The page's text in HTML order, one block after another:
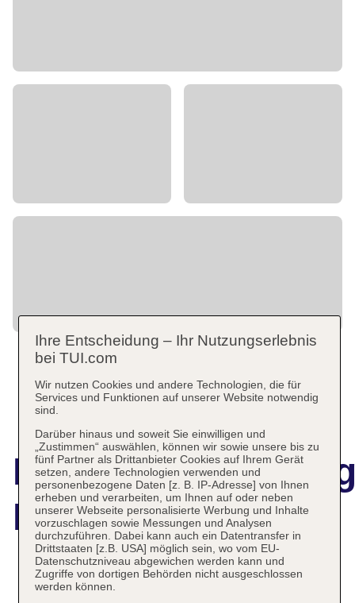
Hotel Lilia
Das bietet Ihre Unterkunft
Ihre Entscheidung – Ihr Nutzungserlebnis
bei TUI.com
Wir nutzen Cookies und andere Technologien, die für
Services und Funktionen auf unserer Website notwendig
sind.
Darüber hinaus und soweit Sie einwilligen und
„Zustimmen“ auswählen, können wir sowie unsere bis zu
fünf Partner als Drittanbieter Cookies auf Ihrem Gerät
setzen, andere Technologien verwenden und
personenbezogene Daten [z. B. IP-Adresse] von Ihnen
erheben und verarbeiten, um Ihnen auf oder neben
unserer Webseite personalisierte Werbung und Inhalte
vorzuschlagen sowie Messungen und Analysen
durchzuführen. Dabei kann auch ein Datentransfer in
Drittstaaten [z.B. USA] möglich sein, wo vom EU-
Datenschutzniveau abgewichen werden kann und
Zugriffe von dortigen Behörden nicht ausgeschlossen
werden können.